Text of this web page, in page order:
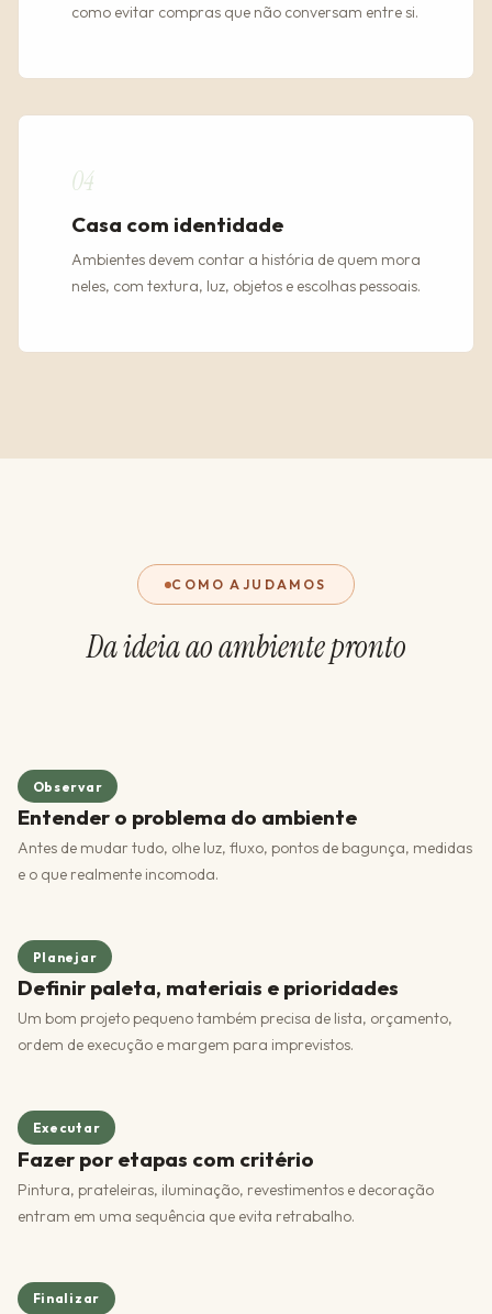
como evitar compras que não conversam entre si.
04
Casa com identidade
Ambientes devem contar a história de quem mora
neles, com textura, luz, objetos e escolhas pessoais.
COMO AJUDAMOS
Da ideia ao ambiente pronto
Observar
Entender o problema do ambiente
Antes de mudar tudo, olhe luz, fluxo, pontos de bagunça, medidas
e o que realmente incomoda.
Planejar
Definir paleta, materiais e prioridades
Um bom projeto pequeno também precisa de lista, orçamento,
ordem de execução e margem para imprevistos.
Executar
Fazer por etapas com critério
Pintura, prateleiras, iluminação, revestimentos e decoração
entram em uma sequência que evita retrabalho.
Finalizar